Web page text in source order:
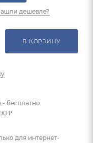
дешевле?
В КОРЗИНУ
- бесплатно
₽
для интернет-